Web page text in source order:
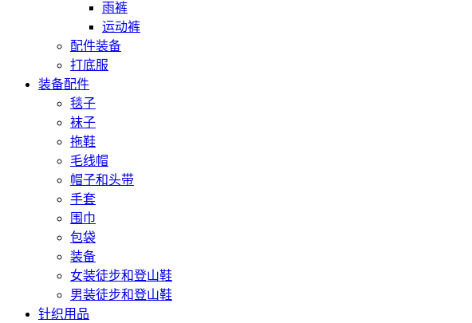
雨裤
运动裤
配件装备
打底服
装备配件
毯子
袜子
拖鞋
毛线帽
帽子和头带
手套
围巾
包袋
装备
女装徒步和登山鞋
男装徒步和登山鞋
针织用品